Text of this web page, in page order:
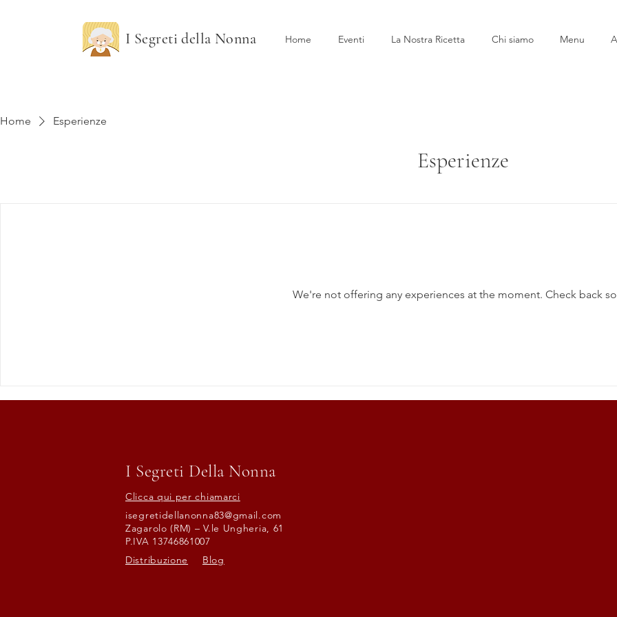
I Segreti della Nonna Home Eventi La Nostra Ricetta Chi siamo Menu
Home Esperienze
Esperienze
We're not offering any experiences at the moment. Check back
I Segreti Della Nonna
Clicca qui per chiamarci
isegretidellanonna83@gmail.com
Zagarolo (RM) – V.le Ungheria, 61
P.IVA 13746861007
Distribuzione
Blog